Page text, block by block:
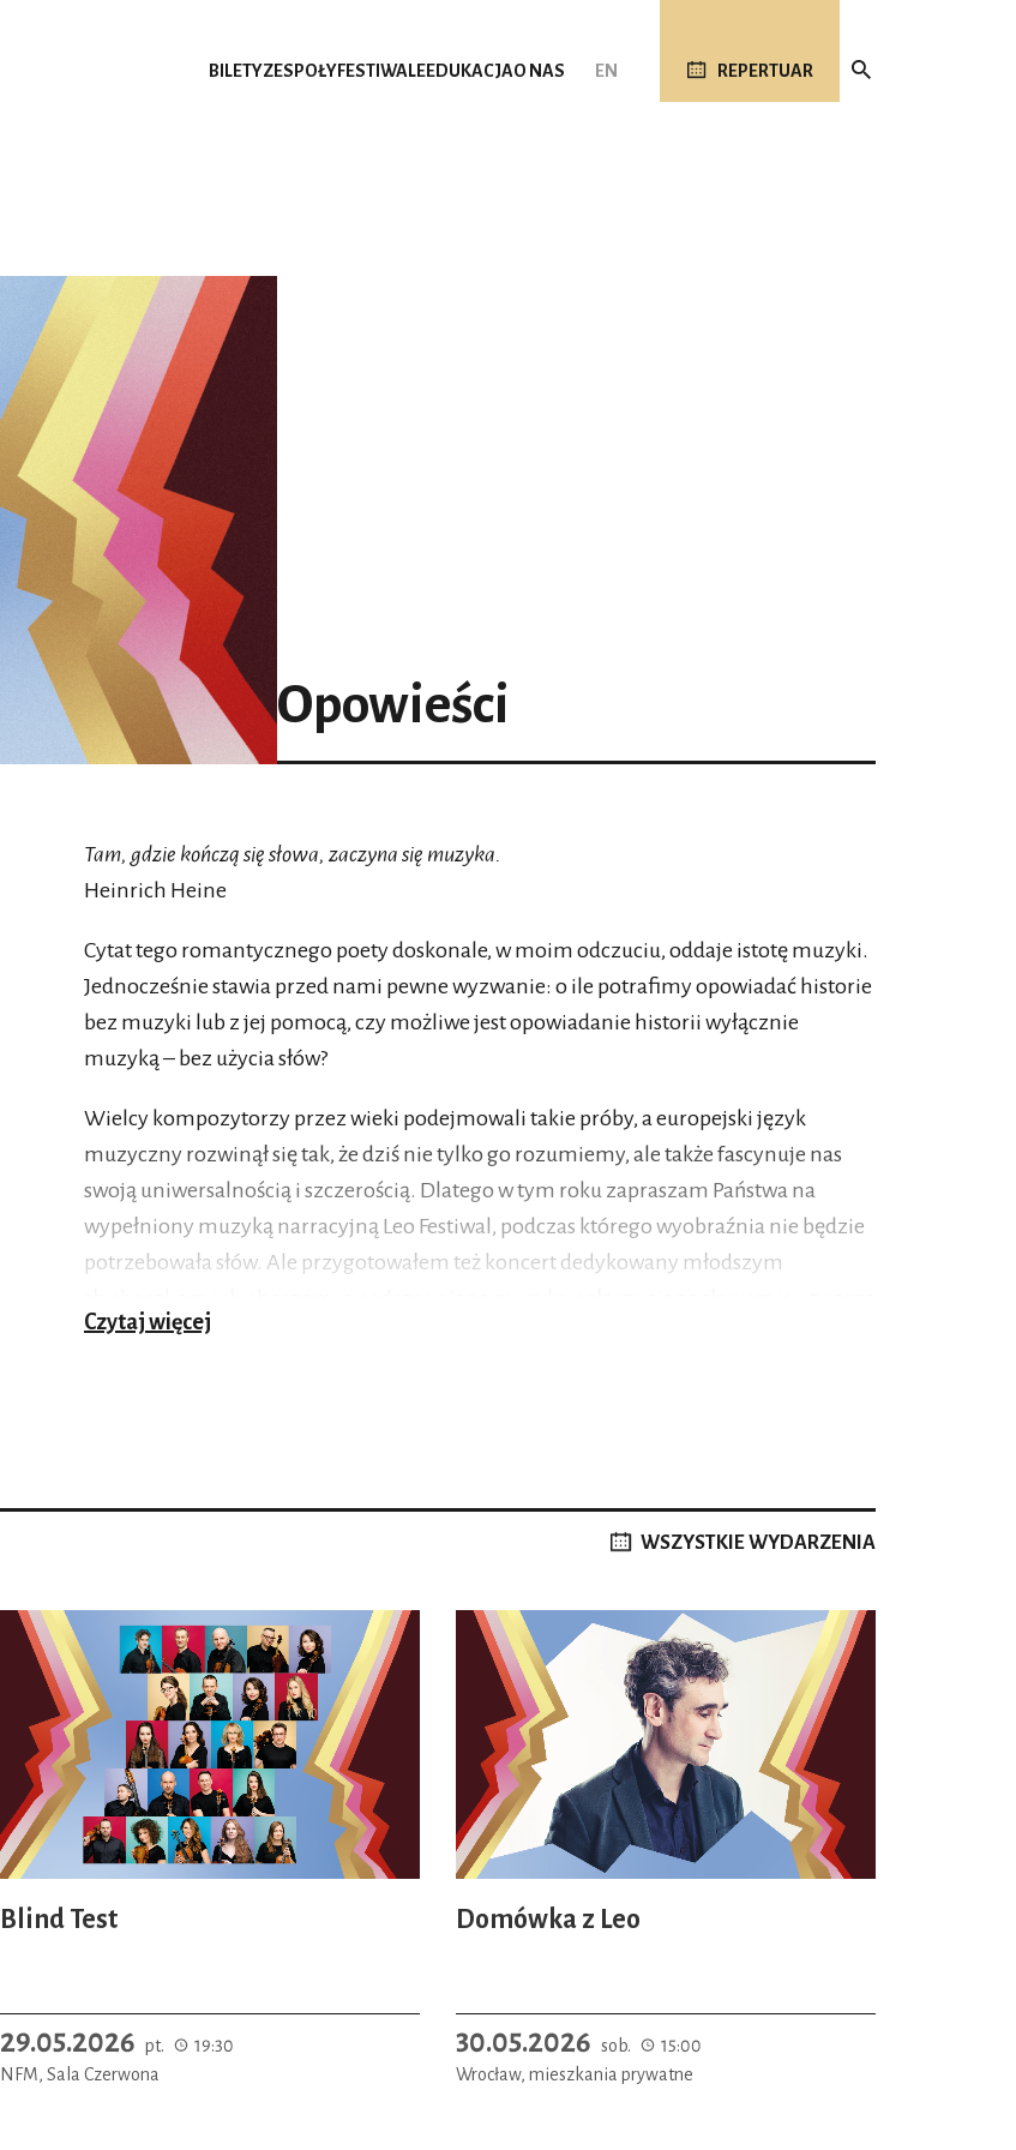
BILETYZESPOŁYFESTIWALEEDUKACJAO NAS EN REPERTUAR
Opowieści
Tam, gdzie kończą się słowa, zaczyna się muzyka.
Heinrich Heine
Cytat tego romantycznego poety doskonale, w moim odczuciu, oddaje istotę muzyki.
Jednocześnie stawia przed nami pewne wyzwanie: o ile potrafimy opowiadać historie
bez muzyki lub z jej pomocą, czy możliwe jest opowiadanie historii wyłącznie
muzyką – bez użycia słów?
Wielcy kompozytorzy przez wieki podejmowali takie próby, a europejski język
muzyczny rozwinął się tak, że dziś nie tylko go rozumiemy, ale także fascynuje nas
swoją uniwersalnością i szczerością. Dlatego w tym roku zapraszam Państwa na
wypełniony muzyką narracyjną Leo Festiwal, podczas którego wyobraźnia nie będzie
potrzebowała słów. Ale przygotowałem też koncert dedykowany młodszym
Siergieja Prokofiewa
Będzie barwnie, różnorodnie, trochę inaczej niż zazwyczaj i mam nadzieję, że każdy z
Zapraszam serdecznie!
Christian Danowicz
Dyrektor artystyczny Leo Festiwalu
Czytaj więcej
WSZYSTKIE WYDARZENIA
Blind Test
29.05.2026 pt.
19:30
NFM, Sala Czerwona
Domówka z Leo
30.05.2026 sob.
15:00
Wrocław, mieszkania prywatne